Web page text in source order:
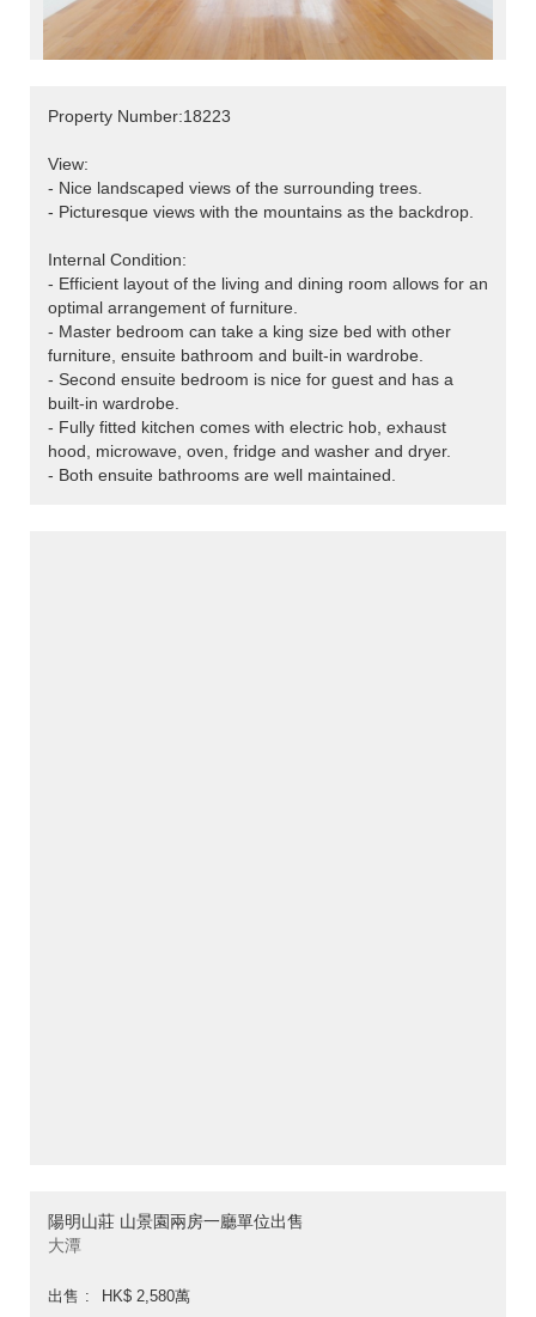
Property Number:18223
View:
- Nice landscaped views of the surrounding trees.
- Picturesque views with the mountains as the backdrop.
Internal Condition:
- Efficient layout of the living and dining room allows for an
optimal arrangement of furniture.
- Master bedroom can take a king size bed with other
furniture, ensuite bathroom and built-in wardrobe.
- Second ensuite bedroom is nice for guest and has a
built-in wardrobe.
- Fully fitted kitchen comes with electric hob, exhaust
hood, microwave, oven, fridge and washer and dryer.
- Both ensuite bathrooms are well maintained.
陽明山莊 山景園兩房一廳單位出售
大潭
出售
HK$ 2,580萬